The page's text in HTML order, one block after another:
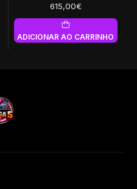
615,00€
ADICIONAR AO CARRINHO